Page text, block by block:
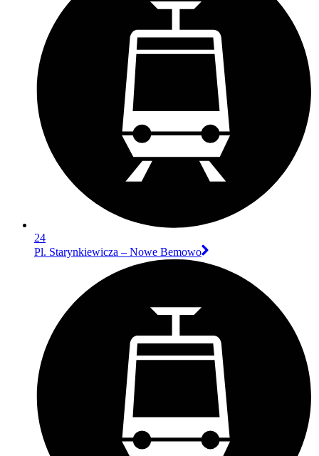
24
Pl. Starynkiewicza – Nowe Bemowo